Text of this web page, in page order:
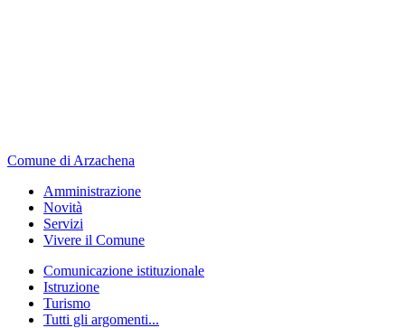
Comune di Arzachena
Amministrazione
Novità
Servizi
Vivere il Comune
Comunicazione istituzionale
Istruzione
Turismo
Tutti gli argomenti...